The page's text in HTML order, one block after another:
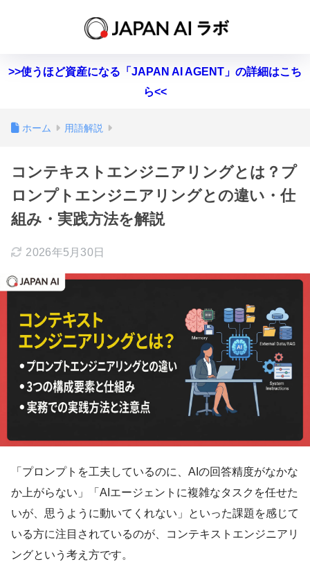
>>使うほど資産になる「JAPAN AI AGENT」の詳細はこち
ら<<
ホーム 用語解説
コンテキストエンジニアリングとは？プ
ロンプトエンジニアリングとの違い・仕
組み・実践方法を解説
2026年5月30日
「プロンプトを工夫しているのに、AIの回答精度がなかな
か上がらない」「AIエージェントに複雑なタスクを任せた
いが、思うように動いてくれない」といった課題を感じて
いる方に注目されているのが、コンテキストエンジニアリ
ングという考え方です。